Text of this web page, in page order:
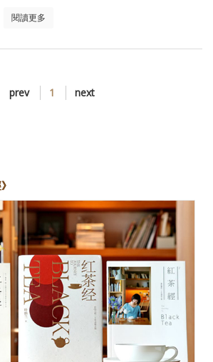
閱讀更多
prev 1 next